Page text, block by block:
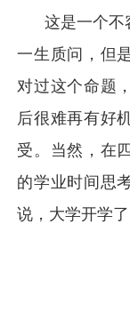
这是一个不
一生质问，但
对过这个命题
后很难再有好
受。当然，在
的学业时间思
说，大学开学